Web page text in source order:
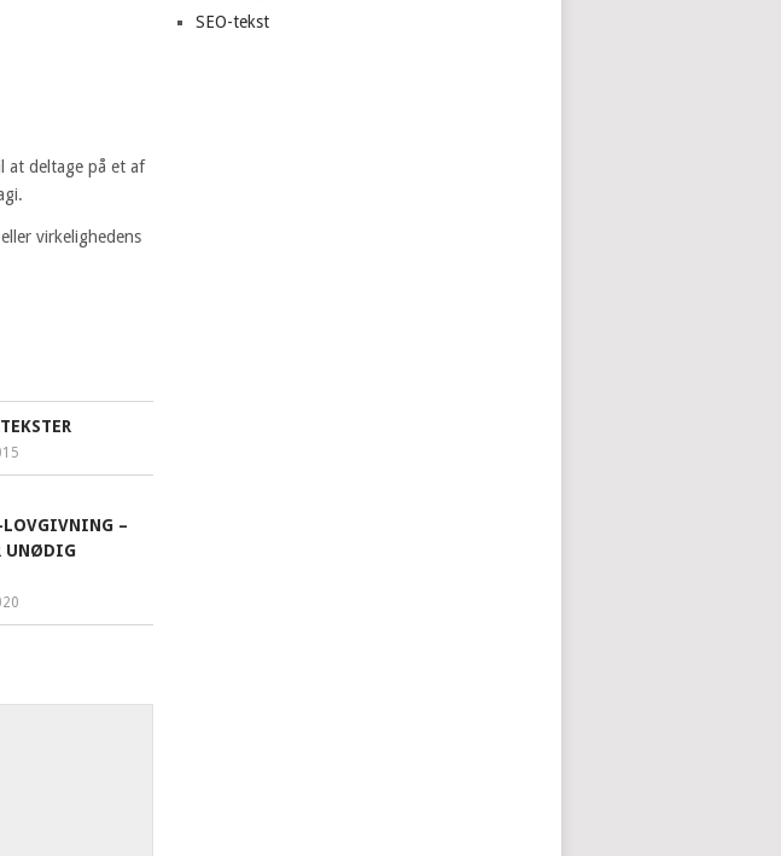
at deltage på et af
virkelighedens
LOVGIVNING –
UNØDIG
SEO-tekst